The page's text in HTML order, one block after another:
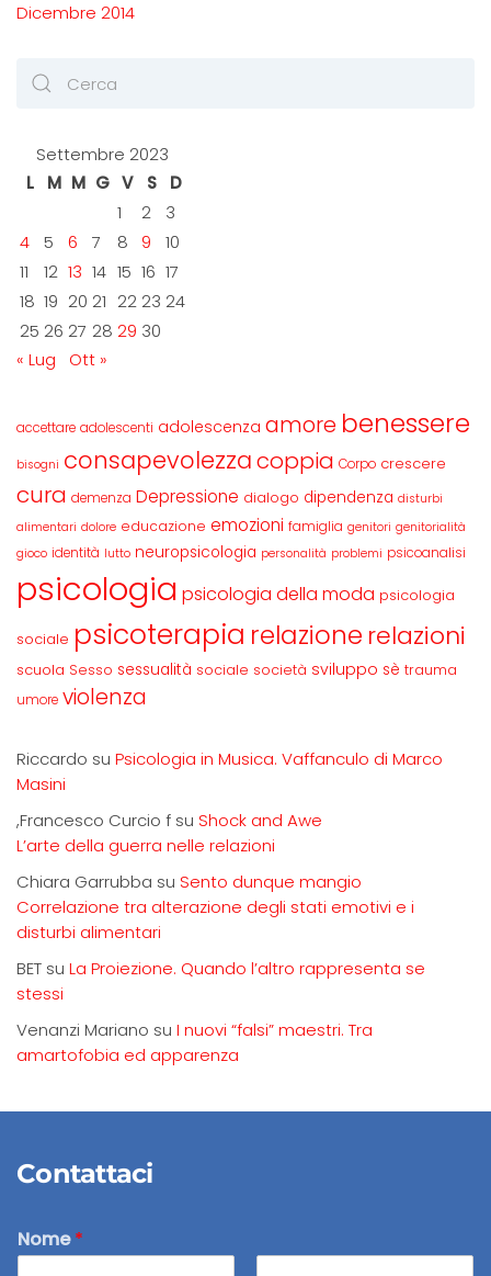
Dicembre 2014
Settembre 2023
L
M M G V S
D
1
2
3
4
5 6 7 8 9
10
11
12 13 14 15 16 17
18 19 20 21 22 23 24
25 26 27 28 29 30
« Lug
Ott »
accettare adolescenti adolescenza amore benessere
bisogni consapevolezzacoppia Corpo crescere
cura demenza Depressione dialogo dipendenza disturbi
alimentari dolore educazione emozioni famiglia genitori genitorialità
gioco identità lutto neuropsicologia personalità problemi psicoanalisi
psicologia psicologia della moda psicologia
sociale psicoterapia relazione relazioni
scuola Sesso sessualità sociale società sviluppo sè trauma
umore violenza
Riccardo su Psicologia in Musica. Vaffanculo di Marco
Masini
,Francesco Curcio f su Shock and Awe
L’arte della guerra nelle relazioni
Chiara Garrubba su Sento dunque mangio
Correlazione tra alterazione degli stati emotivi e i
disturbi alimentari
BET su La Proiezione. Quando l’altro rappresenta se
stessi
Venanzi Mariano su I nuovi “falsi” maestri. Tra
amartofobia ed apparenza
Contattaci
Nome*